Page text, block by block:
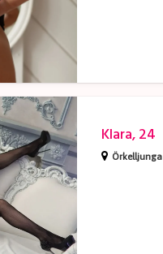
Klara, 24
Örkelljunga